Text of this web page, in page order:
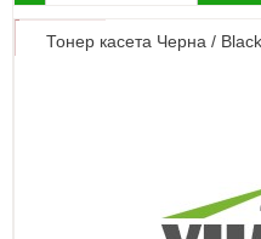
Тонер касета Черна /